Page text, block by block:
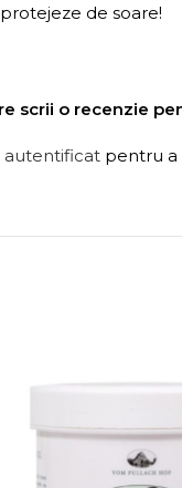
de soare!
scrii o recenzie
autentificat pentru a